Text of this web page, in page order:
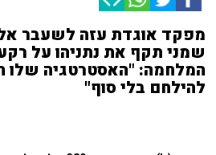
מפקד אוגדת עזה לשעבר
שמני תקף את נתניהו על
המלחמה: "האסטרטגיה שלו
להילחם בלי סוף"